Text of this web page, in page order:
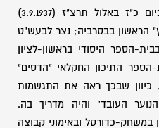
בן נחמן וז'ניה (יפה). נולד ביום כ"ז באלול תרצ"ז (3.9.1937)
הראשון בבסרביה; נצר לבעש"ט
הספר היסודי בראשון-לציון
הספר התיכון החקלאי "הדסים"
כיוון שבכך ראה את התגשמות
העובד" והיה מדריך בה.
במשחק-כדורסל ובאימוני קבוצה